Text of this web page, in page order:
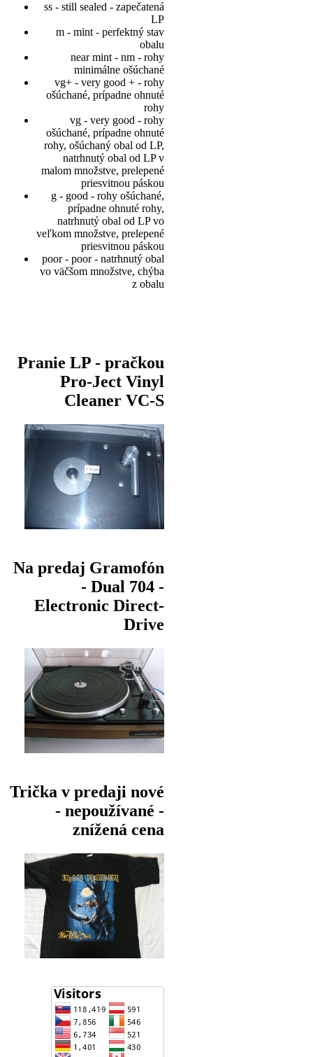
ss - still sealed - zapečatená
LP
m - mint - perfektný stav
obalu
near mint - nm - rohy
minimálne ošúchané
vg+ - very good + - rohy
ošúchané, prípadne ohnuté
rohy
vg - very good - rohy
ošúchané, prípadne ohnuté
rohy, ošúchaný obal od LP,
natrhnutý obal od LP v
malom množstve, prelepené
priesvitnou páskou
g - good - rohy ošúchané,
prípadne ohnuté rohy,
natrhnutý obal od LP vo
veľkom množstve, prelepené
priesvitnou páskou
poor - poor - natrhnutý obal
vo väčšom množstve, chýba
z obalu
Pranie LP - pračkou
Pro-Ject Vinyl
Cleaner VC-S
Na predaj Gramofón
- Dual 704 -
Electronic Direct-
Drive
Trička v predaji nové
- nepoužívané -
znížená cena